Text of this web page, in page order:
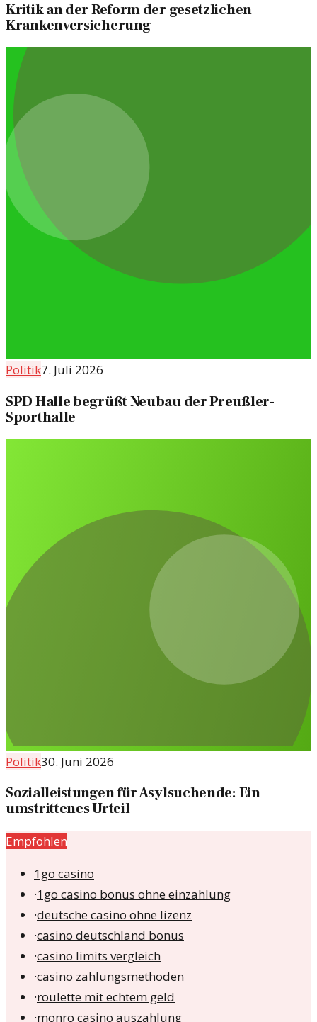
Kritik an der Reform der gesetzlichen
Krankenversicherung
Politik7. Juli 2026
SPD Halle begrüßt Neubau der Preußler-
Sporthalle
Politik30. Juni 2026
Sozialleistungen für Asylsuchende: Ein
umstrittenes Urteil
Empfohlen
1go casino
·1go casino bonus ohne einzahlung
·deutsche casino ohne lizenz
·casino deutschland bonus
·casino limits vergleich
·casino zahlungsmethoden
·roulette mit echtem geld
·monro casino auszahlung